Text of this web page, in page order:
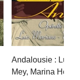
Andalousie : Luis
Mey, Marina